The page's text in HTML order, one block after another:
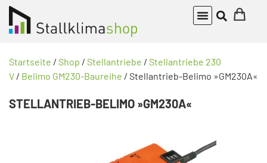
Startseite / Shop / Stellantriebe / Stellantriebe 230
V / Belimo GM230-Baureihe / Stellantrieb-Belimo »GM230A«
STELLANTRIEB-BELIMO »GM230A«